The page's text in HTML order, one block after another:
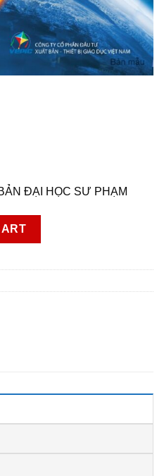
ĐẠI HỌC SƯ PHẠM